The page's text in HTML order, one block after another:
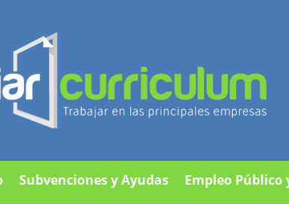
Subvenciones y Ayudas Empleo Público